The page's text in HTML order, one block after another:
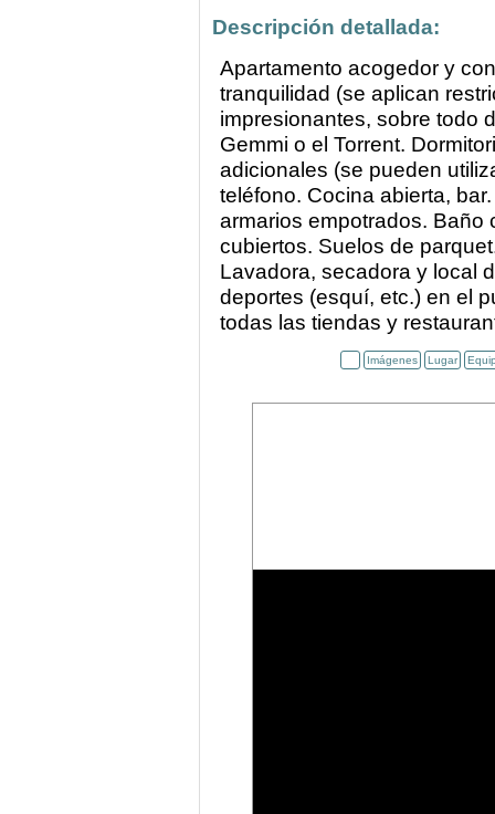
Descripción detallada:
Apartamento acogedor y
tranquilidad (se aplican
impresionantes, sobre todo
Gemmi o el Torrent.
adicionales (se pueden
teléfono. Cocina abierta,
armarios empotrados. Baño
cubiertos. Suelos de
Lavadora, secadora y local
deportes (esquí, etc.) en el
todas las tiendas y
Imágenes Lugar